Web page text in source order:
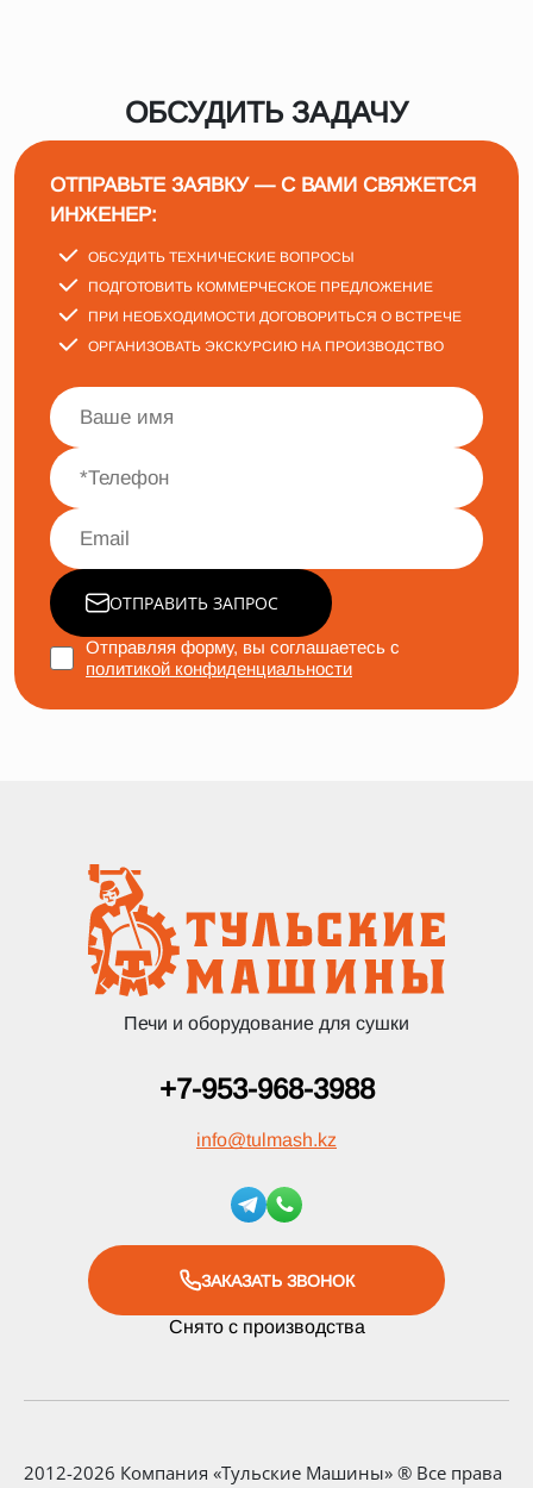
ОБСУДИТЬ ЗАДАЧУ
ОТПРАВЬТЕ ЗАЯВКУ — С ВАМИ СВЯЖЕТСЯ
ИНЖЕНЕР:
ОБСУДИТЬ ТЕХНИЧЕСКИЕ ВОПРОСЫ
ПОДГОТОВИТЬ КОММЕРЧЕСКОЕ ПРЕДЛОЖЕНИЕ
ПРИ НЕОБХОДИМОСТИ ДОГОВОРИТЬСЯ О ВСТРЕЧЕ
ОРГАНИЗОВАТЬ ЭКСКУРСИЮ НА ПРОИЗВОДСТВО
ОТПРАВИТЬ ЗАПРОС
Отправляя форму, вы соглашаетесь с
политикой конфиденциальности
Печи и оборудование для сушки
+7-953-968-3988
info@tulmash.kz
ЗАКАЗАТЬ ЗВОНОК
Снято с производства
2012-2026 Компания «Тульские Машины» ® Все права